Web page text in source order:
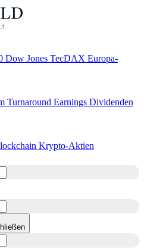
Dow Jones TecDAX Europa-
Turnaround Earnings Dividenden
Krypto-Aktien